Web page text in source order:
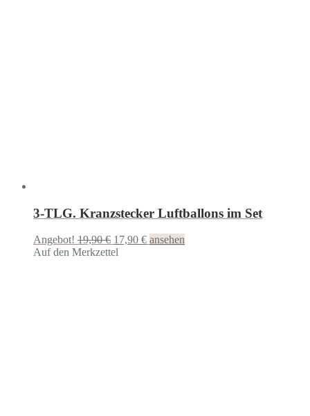
3-TLG. Kranzstecker Luftballons im Set
Angebot! 19,90€ Ursprünglicher
Preis
17,90 €Aktueller
ansehen
Auf den Merkzettel